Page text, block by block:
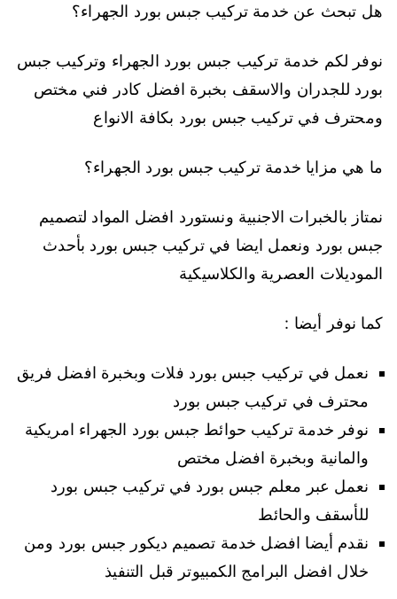
هل تبحث عن خدمة تركيب جبس بورد الجهراء؟
نوفر لكم خدمة تركيب جبس بورد الجهراء وتركيب جبس
بورد للجدران والاسقف بخبرة افضل كادر فني مختص
ومحترف في تركيب جبس بورد بكافة الانواع
ما هي مزايا خدمة تركيب جبس بورد الجهراء؟
نمتاز بالخبرات الاجنبية ونستورد افضل المواد لتصميم
جبس بورد ونعمل ايضا في تركيب جبس بورد بأحدث
الموديلات العصرية والكلاسيكية
كما نوفر أيضا :
نعمل في تركيب جبس بورد فلات وبخبرة افضل فريق
محترف في تركيب جبس بورد
نوفر خدمة تركيب حوائط جبس بورد الجهراء امريكية
والمانية وبخبرة افضل مختص
نعمل عبر معلم جبس بورد في تركيب جبس بورد
للأسقف والحائط
نقدم أيضا افضل خدمة تصميم ديكور جبس بورد ومن
خلال افضل البرامج الكمبيوتر قبل التنفيذ